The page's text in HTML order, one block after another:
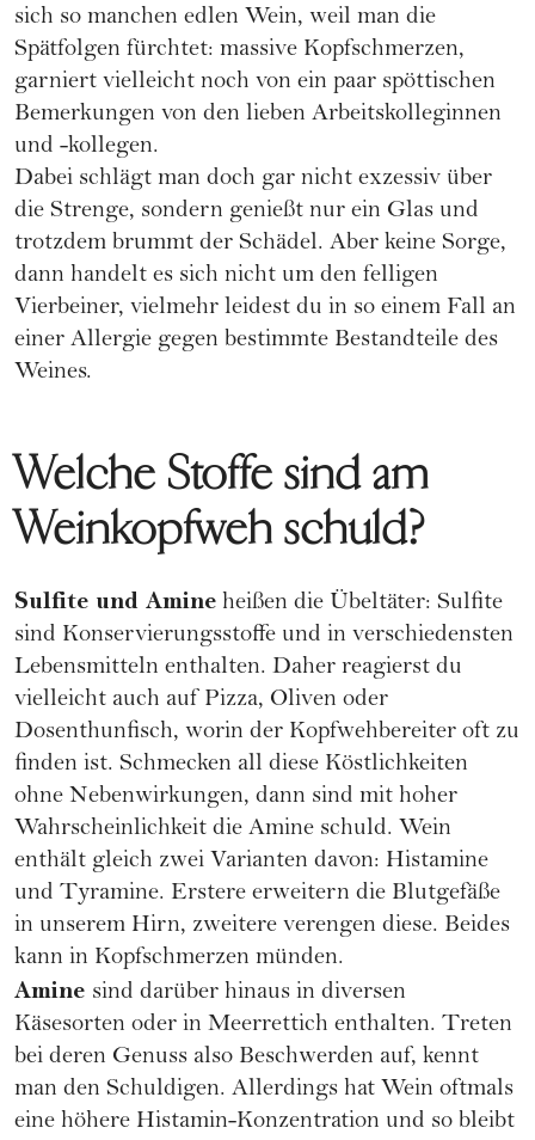
sich so manchen edlen Wein, weil man die
Spätfolgen fürchtet: massive Kopfschmerzen,
garniert vielleicht noch von ein paar spöttischen
Bemerkungen von den lieben Arbeitskolleginnen
und -kollegen.
Dabei schlägt man doch gar nicht exzessiv über
die Strenge, sondern genießt nur ein Glas und
trotzdem brummt der Schädel. Aber keine Sorge,
dann handelt es sich nicht um den felligen
Vierbeiner, vielmehr leidest du in so einem Fall an
einer Allergie gegen bestimmte Bestandteile des
Weines.
Welche Stoffe sind am
Weinkopfweh schuld?
Sulfite und Amine heißen die Übeltäter: Sulfite
sind Konservierungsstoffe und in verschiedensten
Lebensmitteln enthalten. Daher reagierst du
vielleicht auch auf Pizza, Oliven oder
Dosenthunfisch, worin der Kopfwehbereiter oft zu
finden ist. Schmecken all diese Köstlichkeiten
ohne Nebenwirkungen, dann sind mit hoher
Wahrscheinlichkeit die Amine schuld. Wein
enthält gleich zwei Varianten davon: Histamine
und Tyramine. Erstere erweitern die Blutgefäße
in unserem Hirn, zweitere verengen diese. Beides
kann in Kopfschmerzen münden.
Amine sind darüber hinaus in diversen
Käsesorten oder in Meerrettich enthalten. Treten
bei deren Genuss also Beschwerden auf, kennt
man den Schuldigen. Allerdings hat Wein oftmals
eine höhere Histamin-Konzentration und so bleibt